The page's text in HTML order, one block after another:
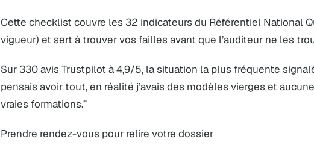
Cette checklist couvre les 32 indicateurs du Référentiel National
vigueur) et sert à trouver vos failles avant que l’auditeur ne les
Sur 330 avis Trustpilot à 4,9/5, la situation la plus fréquente
pensais avoir tout, en réalité j’avais des modèles vierges et
vraies formations.”
Prendre rendez-vous pour relire votre dossier